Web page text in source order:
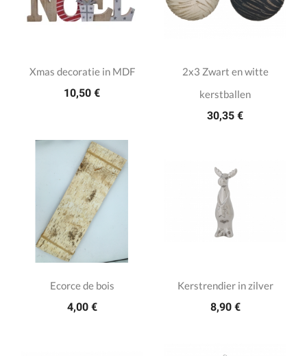
Xmas decoratie in MDF
10,50 €
2x3 Zwart en witte
kerstballen
30,35 €
Ecorce de bois
4,00 €
Kerstrendier in zilver
8,90 €